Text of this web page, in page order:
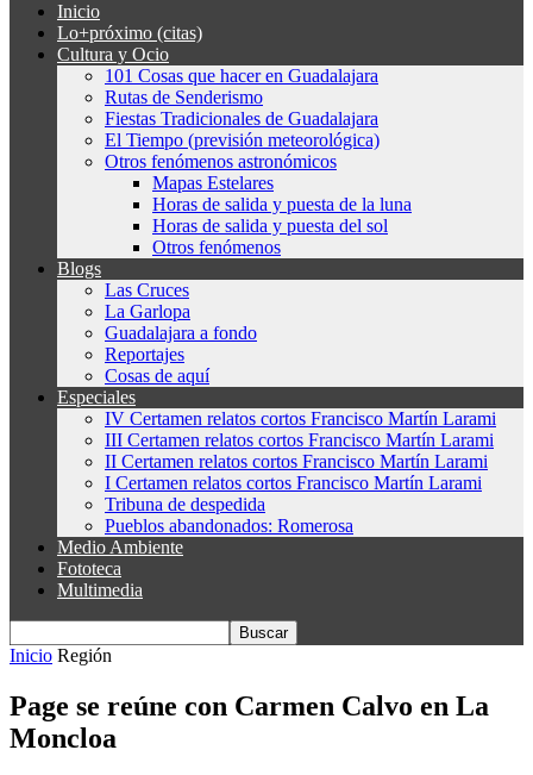
Inicio
Lo+próximo (citas)
Cultura y Ocio
101 Cosas que hacer en Guadalajara
Rutas de Senderismo
Fiestas Tradicionales de Guadalajara
El Tiempo (previsión meteorológica)
Otros fenómenos astronómicos
Mapas Estelares
Horas de salida y puesta de la luna
Horas de salida y puesta del sol
Otros fenómenos
Blogs
Las Cruces
La Garlopa
Guadalajara a fondo
Reportajes
Cosas de aquí
Especiales
IV Certamen relatos cortos Francisco Martín Larami
III Certamen relatos cortos Francisco Martín Larami
II Certamen relatos cortos Francisco Martín Larami
I Certamen relatos cortos Francisco Martín Larami
Tribuna de despedida
Pueblos abandonados: Romerosa
Medio Ambiente
Fototeca
Multimedia
Inicio Región
Page se reúne con Carmen Calvo en La
Moncloa